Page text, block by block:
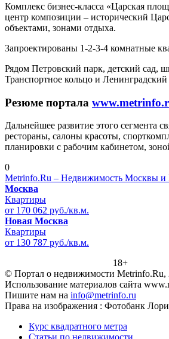
Комплекс бизнес-класса «Царская
центр композиции – исторический
объектами, зонами отдыха.
Запроектированы 1-2-3-4 комнатные
Рядом Петровский парк, детский сад,
Транспортное кольцо и Ленинградский
Резюме портала
Дальнейшее развитие этого сегмента
рестораны, салоны красоты,
планировки с рабочим кабинетом,
0
Metrinfo.Ru – Недвижимость Москвы и
Москва
Квартиры
от 170 062 руб./кв.м.
Новая Москва
Квартиры
от 130 787 руб./кв.м.
18+
© Портал о недвижимости Metrinfo.Ru,
Использование материалов сайта
Пишите нам на info@metrinfo.ru
Права на изображения : Фотобанк Лори
Курс квадратного метра